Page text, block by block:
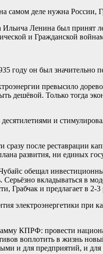
самом деле нужна
Ленина был принят
и Гражданской
году он был значительно
превысило
дешёвой. Только тогда
и
сразу после реставрации
развития, ни единых
Чубайс обещал
вкладываться в
Грабчак и предлагает в 2-
электроэнергетики
КПРФ: провести
воплотить в жизнь
и для предприятий, и для